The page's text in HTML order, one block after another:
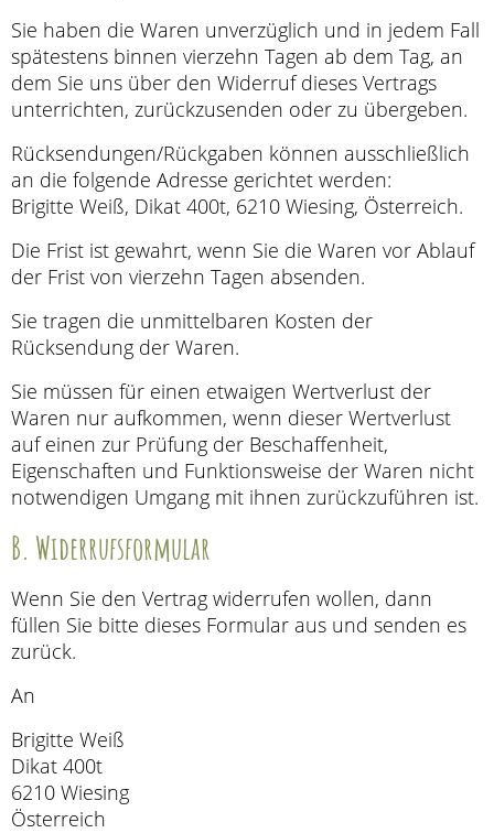
Sie haben die Waren unverzüglich und in jedem Fall
spätestens binnen vierzehn Tagen ab dem Tag, an
dem Sie uns über den Widerruf dieses Vertrags
unterrichten, zurückzusenden oder zu übergeben.
Rücksendungen/Rückgaben können ausschließlich
an die folgende Adresse gerichtet werden:
Brigitte Weiß, Dikat 400t, 6210 Wiesing, Österreich.
Die Frist ist gewahrt, wenn Sie die Waren vor Ablauf
der Frist von vierzehn Tagen absenden.
Sie tragen die unmittelbaren Kosten der
Rücksendung der Waren.
Sie müssen für einen etwaigen Wertverlust der
Waren nur aufkommen, wenn dieser Wertverlust
auf einen zur Prüfung der Beschaffenheit,
Eigenschaften und Funktionsweise der Waren nicht
notwendigen Umgang mit ihnen zurückzuführen ist.
B. Widerrufsformular
Wenn Sie den Vertrag widerrufen wollen, dann
füllen Sie bitte dieses Formular aus und senden es
zurück.
An
Brigitte Weiß
Dikat 400t
6210 Wiesing
Österreich